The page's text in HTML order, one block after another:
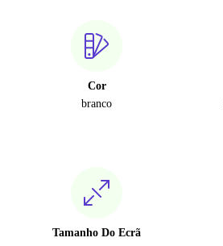
Cor
branco
Tamanho Do Ecrã